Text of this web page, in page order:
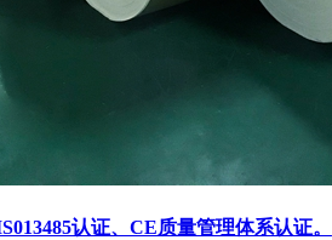
认证、CE质量管理体系认证。